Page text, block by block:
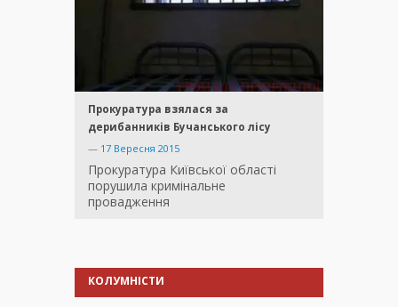
Прокуратура взялася за
дерибанників Бучанського лісу
— 17 Вересня 2015
Прокуратура Київської області
порушила кримінальне
провадження
КОЛУМНІСТИ